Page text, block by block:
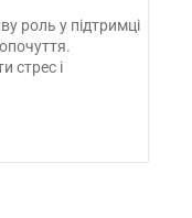
роль у підтримці
стрес і